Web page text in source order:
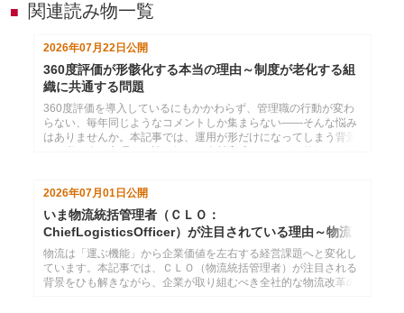
■ 関連読み物一覧
2026年07月22日 公開
360度評価が形骸化する本当の理由～制度が老化する組
織に共通する問題
360度評価を導入しているにもかかわらず、管理職の行動が変わ
らない、毎年同じようなコメントしか集まらない――そんな悩み
はありませんか。本記事では、運用が形だけになってしまう背景
2026年07月01日公開
いま物流統括管理者（ＣＬＯ：
ChiefLogisticsOfficer）が注目されている理由～物流
2024年問題のその先へ
物流は「運ぶ機能」から企業価値を左右する経営課題へと変化し
ています。本記事では、ＣＬＯ（物流統括管理者）が注目される
背景をひも解きながら、企業が取り組むべき全社的な物流改革の